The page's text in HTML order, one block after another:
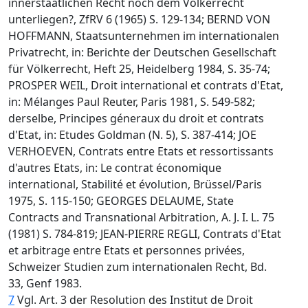
unterliegen?, ZfRV 6 (1965) S. 129-134; BERND VON
HOFFMANN, Staatsunternehmen im internationalen
Privatrecht, in: Berichte der Deutschen Gesellschaft
für Völkerrecht, Heft 25, Heidelberg 1984, S. 35-74;
PROSPER WEIL, Droit international et contrats d'Etat,
in: Mélanges Paul Reuter, Paris 1981, S. 549-582;
derselbe, Principes géneraux du droit et contrats
d'Etat, in: Etudes Goldman (N. 5), S. 387-414; JOE
VERHOEVEN, Contrats entre Etats et ressortissants
d'autres Etats, in: Le contrat économique
international, Stabilité et évolution, Brüssel/Paris
1975, S. 115-150; GEORGES DELAUME, State
Contracts and Transnational Arbitration, A. J. I. L. 75
(1981) S. 784-819; JEAN-PIERRE REGLI, Contrats d'Etat
et arbitrage entre Etats et personnes privées,
Schweizer Studien zum internationalen Recht, Bd.
33, Genf 1983.
7Vgl. Art. 3 der Resolution des Institut de Droit